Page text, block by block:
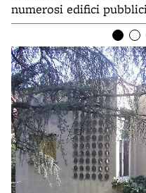
numerosi edifici